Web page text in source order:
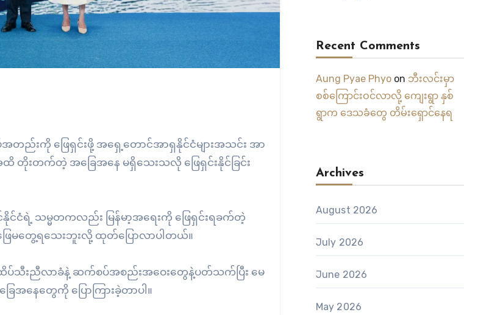
ပ်အတည်းကို ဖြေရှင်းဖို့ အရှေ့တောင်အာရှနိုင်ငံများအသင်း အာ
တက်တဲ့ အခြေအနေ မရှိသေးသလို ဖြေရှင်းနိုင်ခြင်း
ငံရဲ့ သမ္မတကလည်း မြန်မာ့အရေးကို ဖြေရှင်းရခက်တဲ့
ြေမတွေ့ရသေးဘူးလို့ ထုတ်ပြောလာပါတယ်။
ပ်သီးညီလာခံနဲ့ ဆက်စပ်အစည်းအဝေးတွေနဲ့ပတ်သက်ပြီး မေ
အနေတွေကို ပြောကြားခဲ့တာပါ။
Recent Comments
Aung Pyae Phyoon ဘီးလင်းမှာ
စစ်ကြောင်းဝင်လာလို့ ကျေးရွာ နှစ်
ရွာက ဒေသခံတွေ တိမ်းရှောင်နေရ
Archives
August 2026
July 2026
June 2026
May 2026